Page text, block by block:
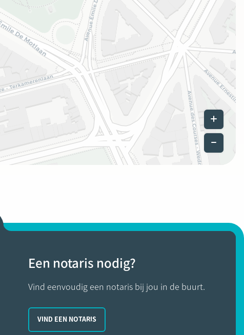
Leaflet
Een notaris nodig?
Vind eenvoudig een notaris bij jou in de buurt.
VIND EEN NOTARIS